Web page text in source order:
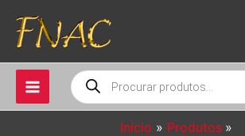
para
conteúdo
Pesquisar
produtos
Início
Produtos